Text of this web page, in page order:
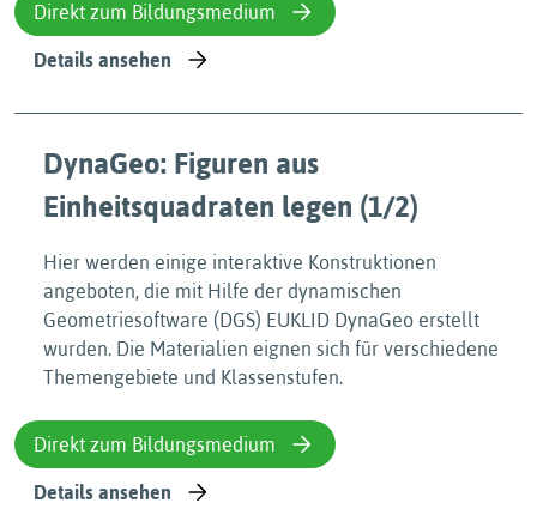
Direkt zum Bildungsmedium
Details ansehen
DynaGeo: Figuren aus
Einheitsquadraten legen (1/2)
Hier werden einige interaktive Konstruktionen
angeboten, die mit Hilfe der dynamischen
Geometriesoftware (DGS) EUKLID DynaGeo erstellt
wurden. Die Materialien eignen sich für verschiedene
Themengebiete und Klassenstufen.
Direkt zum Bildungsmedium
Details ansehen